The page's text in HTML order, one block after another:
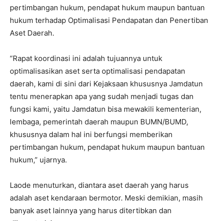
pertimbangan hukum, pendapat hukum maupun bantuan
hukum terhadap Optimalisasi Pendapatan dan Penertiban
Aset Daerah.
“Rapat koordinasi ini adalah tujuannya untuk
optimalisasikan aset serta optimalisasi pendapatan
daerah, kami di sini dari Kejaksaan khususnya Jamdatun
tentu menerapkan apa yang sudah menjadi tugas dan
fungsi kami, yaitu Jamdatun bisa mewakili kementerian,
lembaga, pemerintah daerah maupun BUMN/BUMD,
khususnya dalam hal ini berfungsi memberikan
pertimbangan hukum, pendapat hukum maupun bantuan
hukum,” ujarnya.
Laode menuturkan, diantara aset daerah yang harus
adalah aset kendaraan bermotor. Meski demikian, masih
banyak aset lainnya yang harus ditertibkan dan